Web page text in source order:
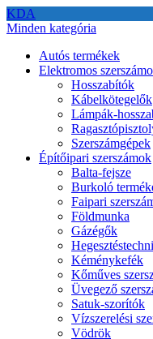
KDA
Minden kategória
Autós termékek
Elektromos
Hosszabítók
Kábelkötegelők
Lámpák-
Szerszámgépek
Építőipari szerszámok
Balta-fejsze
Burkoló
Faipari
Földmunka
Gázégők
Kéménykefék
Kőműves
Üvegező
Satuk-szorítók
Vízszerelési
Vödrök